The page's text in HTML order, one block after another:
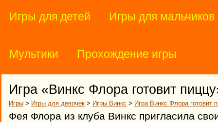
Игры для детей Игры для мальчиков
Мультики Прохождение игры
Игра «Винкс Флора готовит
Игры > Игры для девочек > Игры Винкс > Игра Винкс Флора готовит
Фея Флора из клуба Винкс пригласила